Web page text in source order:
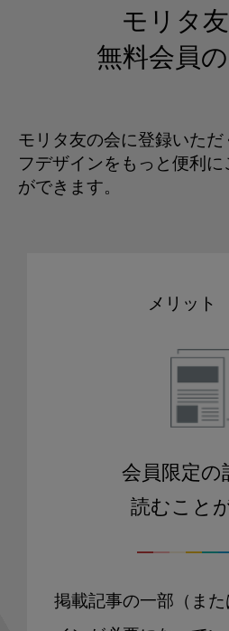
モリタ
無料会員
モリタ友の会に登録いただ
フデザインをもっと便利
ができます。
メリット
会員限定の
読むこと
掲載記事の一部（ま